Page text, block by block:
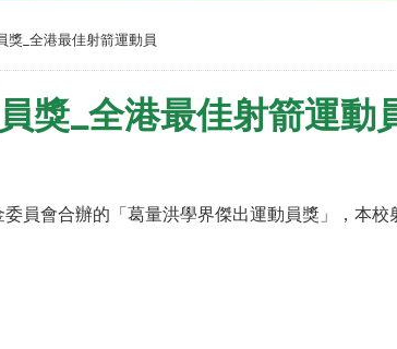
獎_全港最佳射箭運動員
獎_全港最佳射箭運動
員會合辦的「葛量洪學界傑出運動員獎」，本